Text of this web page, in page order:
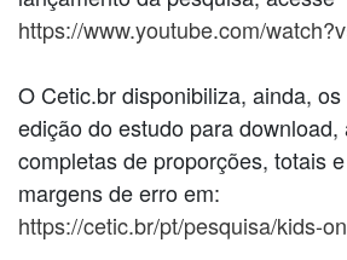
https://www.youtube.com/
O Cetic.br disponibiliza, ainda,
edição do estudo para
completas de proporções, totais
margens de erro em:
https://cetic.br/pt/pesquisa/kids-